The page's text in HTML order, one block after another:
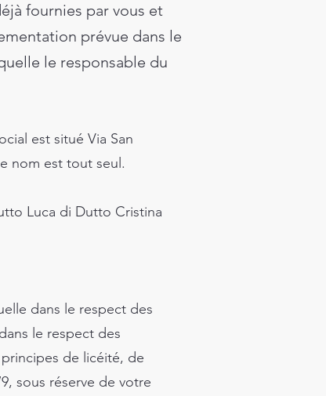
fournies par vous et
prévue dans le
le responsable du
est situé Via San
nom est tout seul.
Luca di Dutto Cristina
dans le respect des
le respect des
de licéité, de
sous réserve de votre